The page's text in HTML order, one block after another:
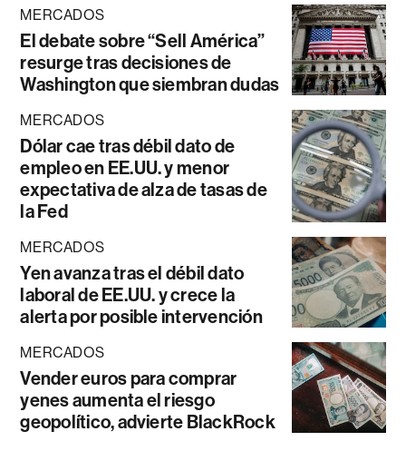
MERCADOS
El debate sobre “Sell América”
resurge tras decisiones de
Washington que siembran dudas
MERCADOS
Dólar cae tras débil dato de
empleo en EE.UU. y menor
expectativa de alza de tasas de
la Fed
MERCADOS
Yen avanza tras el débil dato
laboral de EE.UU. y crece la
alerta por posible intervención
MERCADOS
Vender euros para comprar
yenes aumenta el riesgo
geopolítico, advierte BlackRock